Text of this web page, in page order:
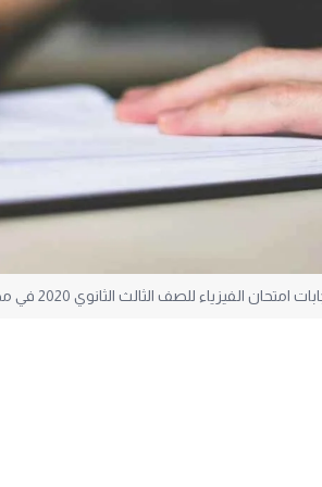
امتحان الفيزياء للصف الثالث الثانوي 2020 في مصر